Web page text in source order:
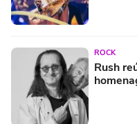
ROCK
Rush